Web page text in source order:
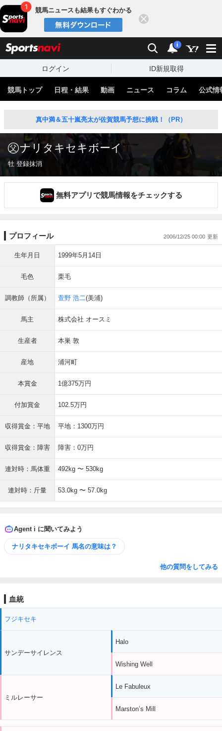
競馬ニュースも結果もすぐわかる
検索 通知
i
ログイン ID新規取得
競馬トップ 日程・結果 動画 ニュース コラム 公式情
真中満＆五十嵐亮太が佐賀競馬予想に挑戦！（PR）
ナリタキセキボーイ
牡 登録抹消
無料アプリで競馬情報をチェックする
プロフィール 2006/12/25 00:00
生年月日 1999年5月14日
毛色 栗毛
調教師（所属） 萱野 浩二(美浦)
馬主 株式会社 オースミ
生産者 本巣 敦
産地 浦河町
本賞金 1億375万円
付加賞金 102.5万円
収得賞金：平地 平地：1300万円
収得賞金：障害 障害：0万円
連対時：馬体重 492kg 〜 530kg
連対時：斤量 53.0kg 〜 57.0kg
Agent i に聞いてみよう
ナリタキセキボーイ 馬名の意味は？
他の質問をしてみる
血統
フジキセキ
サンデーサイレンス
ミルレーサー
Halo
Wishing Well
Le Fabuleux
Marston’s Mill